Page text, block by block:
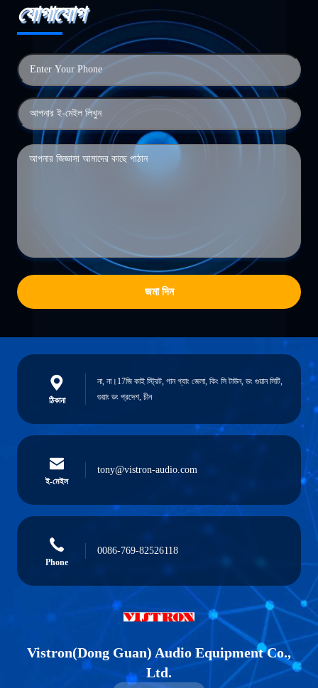
যোগাযোগ
জমা দিন
ঠিকানা
না, না।17জি কাই স্ট্রিট, গান গ্যাং জেলা, কিং সি টাউন, ডং গুয়ান সিটি,
গুয়াং ডং প্রদেশ, চীন
ই-মেইল
tony@vistron-audio.com
Phone
0086-769-82526118
Vistron(Dong Guan) Audio Equipment Co.,
Ltd.